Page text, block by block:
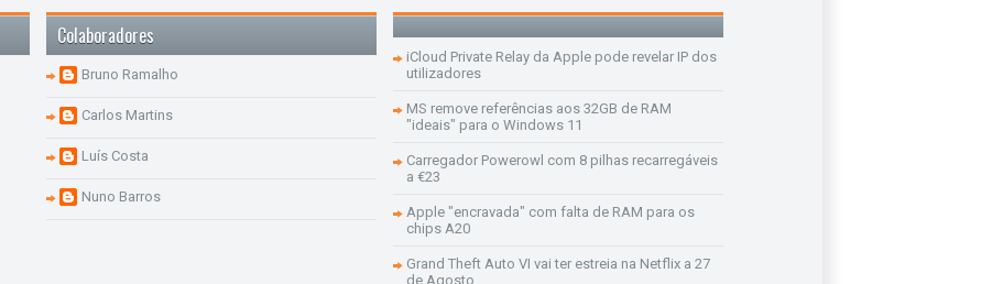
Colaboradores
Bruno Ramalho
Carlos Martins
Luís Costa
Nuno Barros
iCloud Private Relay da Apple pode revelar IP dos
utilizadores
MS remove referências aos 32GB de RAM
"ideais" para o Windows 11
Carregador Powerowl com 8 pilhas recarregáveis
a €23
Apple "encravada" com falta de RAM para os
chips A20
Grand Theft Auto VI vai ter estreia na Netflix a 27
de Agosto